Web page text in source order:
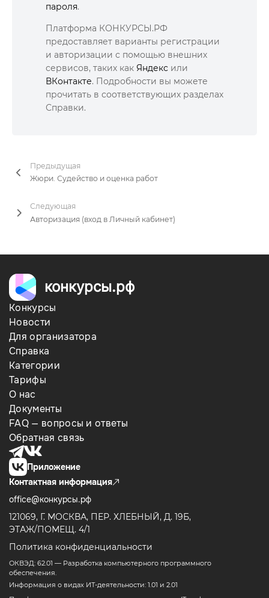
пароля.
Платформа КОНКУРСЫ.РФ
предоставляет варианты регистрации
и авторизации с помощью внешних
сервисов, таких как Яндекс или
ВКонтакте. Подробности вы можете
прочитать в соответствующих разделах
Справки.
Предыдущая
Жюри. Судейство и оценка работ
Следующая
Авторизация (вход в Личный кабинет)
конкурсы.рф
Конкурсы
Новости
Для организатора
Справка
Категории
Тарифы
О нас
Документы
FAQ — вопросы и ответы
Обратная связь
Приложение
Контактная информация
office@конкурсы.рф
121069, Г. МОСКВА, ПЕР. ХЛЕБНЫЙ, Д. 19Б,
ЭТАЖ/ПОМЕЩ. 4/1
Политика конфиденциальности
ОКВЭД: 62.01 — Разработка компьютерного программного
обеспечения.
Информация о видах ИТ-деятельности: 1.01 и 2.01